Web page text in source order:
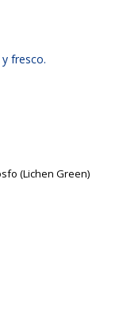
fresco.
(Lichen Green)